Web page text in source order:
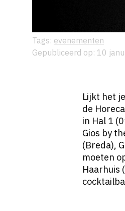
Tags: evenementen
Gepubliceerd op: 10
Lijkt het
de
in Hal 1
Gios by
(Breda),
moeten
Haarhuis